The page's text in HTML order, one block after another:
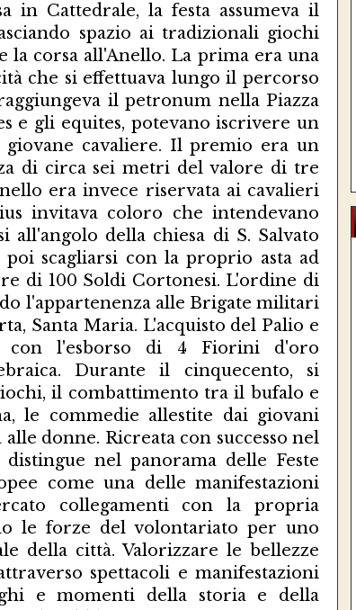
in Cattedrale, la festa assumeva il
spazio ai tradizionali giochi
la corsa all'Anello. La prima era una
che si effettuava lungo il percorso
il petronum nella Piazza
e gli equites, potevano iscrivere un
cavaliere. Il premio era un
di circa sei metri del valore di tre
era invece riservata ai cavalieri
invitava coloro che intendevano
all'angolo della chiesa di S. Salvato
scagliarsi con la proprio asta ad
di 100 Soldi Cortonesi. L'ordine di
l'appartenenza alle Brigate militari
Santa Maria. L'acquisto del Palio e
con l'esborso di 4 Fiorini d'oro
Durante il cinquecento, si
il combattimento tra il bufalo e
le commedie allestite dai giovani
donne. Ricreata con successo nel
nel panorama delle Feste
come una delle manifestazioni
collegamenti con la propria
le forze del volontariato per uno
della città. Valorizzare le bellezze
spettacoli e manifestazioni
e momenti della storia e della